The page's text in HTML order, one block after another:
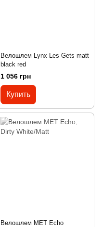
Велошлем Lynx Les Gets matt
black red
1 056 грн
Купить
Велошлем MET Echo